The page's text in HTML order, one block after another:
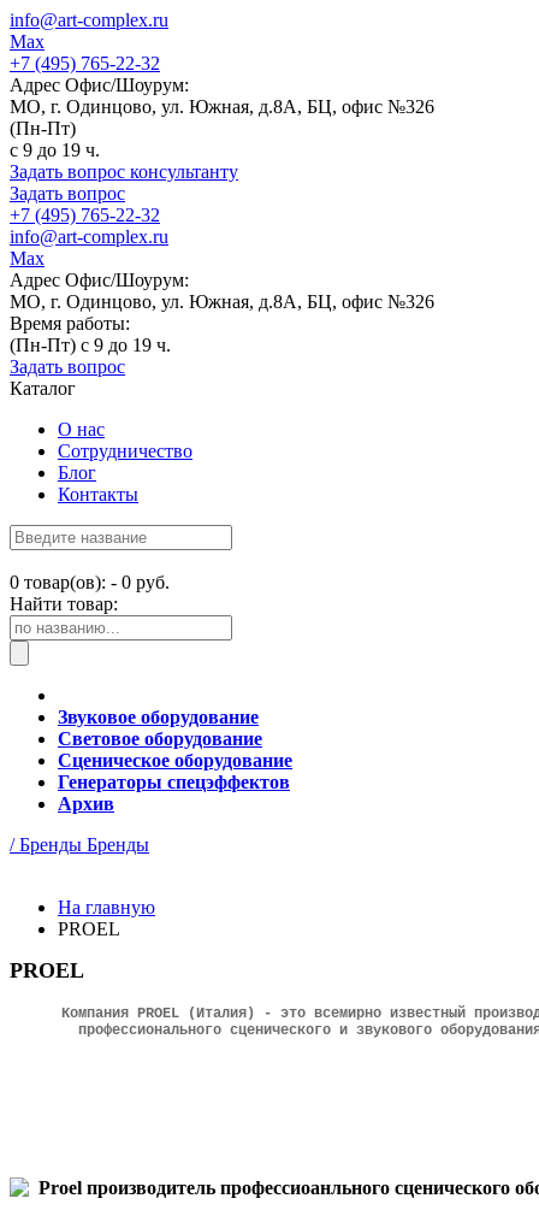
info@art-complex.ru
Max
+7 (495) 765-22-32
Адрес Офис/Шоурум:
МО, г. Одинцово, ул. Южная, д.8А, БЦ, офис №326
(Пн-Пт)
с 9 до 19 ч.
Задать вопрос консультанту
Задать вопрос
+7 (495) 765-22-32
info@art-complex.ru
Max
Адрес Офис/Шоурум:
МО, г. Одинцово, ул. Южная, д.8А, БЦ, офис №326
Время работы:
(Пн-Пт) с 9 до 19 ч.
Задать вопрос
Каталог
О нас
Сотрудничество
Блог
Контакты
0 товар(ов): - 0 руб.
Найти товар:
Звуковое оборудование
Световое оборудование
Сценическое оборудование
Генераторы спецэффектов
Архив
/ Бренды Бренды
На главную
PROEL
PROEL
Компания PROEL (Италия) - это всемирно известный
профессионального сценического и звукового